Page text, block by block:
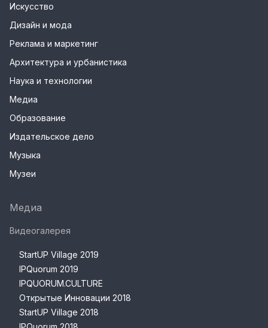
Искусство
Дизайн и мода
Реклама и маркетинг
Архитектура и урбанистика
Наука и технологии
Медиа
Образование
Издательское дело
Музыка
Музеи
Медиа
Видеогалерея
StartUP Village 2019
IPQuorum 2019
IPQUORUM.CULTURE
Открытые Инновации 2018
StartUP Village 2018